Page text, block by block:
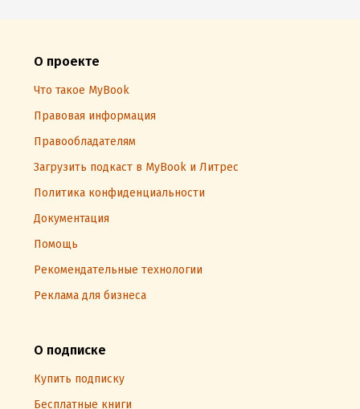
О проекте
Что такое MyBook
Правовая информация
Правообладателям
Загрузить подкаст в MyBook и Литрес
Политика конфиденциальности
Документация
Помощь
Рекомендательные технологии
Реклама для бизнеса
О подписке
Купить подписку
Бесплатные книги